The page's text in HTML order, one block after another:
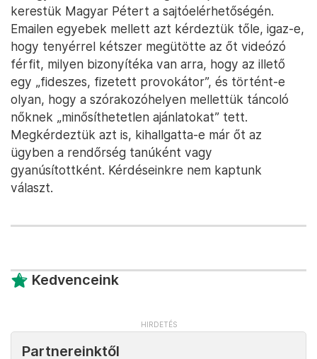
kerestük Magyar Pétert a sajtóelérhetőségén.
Emailen egyebek mellett azt kérdeztük tőle, igaz-e,
hogy tenyérrel kétszer megütötte az őt videózó
férfit, milyen bizonyítéka van arra, hogy az illető
egy „fideszes, fizetett provokátor”, és történt-e
olyan, hogy a szórakozóhelyen mellettük táncoló
nőknek „minősíthetetlen ajánlatokat” tett.
Megkérdeztük azt is, kihallgatta-e már őt az
ügyben a rendőrség tanúként vagy
gyanúsítottként. Kérdéseinkre nem kaptunk
választ.
Kedvenceink
Partnereinktől